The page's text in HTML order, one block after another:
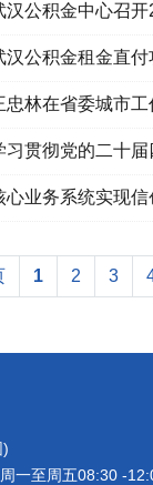
汉公积金中心召
汉公积金租金直
心业务系统实现信
1 2 3
)
一至周五08:30 -